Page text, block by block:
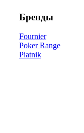
Бренды
Fournier
Poker Range
Piatnik